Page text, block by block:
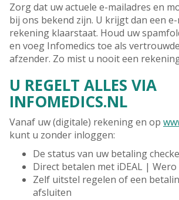
Zorg dat uw actuele e-mailadres en
bij ons bekend zijn. U krijgt dan een
rekening klaarstaat. Houd uw
en voeg Infomedics toe als
afzender. Zo mist u nooit een
U REGELT ALLES VIA
INFOMEDICS.NL
Vanaf uw (digitale) rekening en op
kunt u zonder inloggen:
De status van uw betaling
Direct betalen met iDEAL | Wero
Zelf uitstel regelen of een
afsluiten